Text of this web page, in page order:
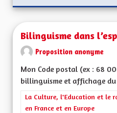
Bilinguisme dans
Proposition anonyme
Mon Code postal (ex : 68
billinguisme et affichage
Filtrer les résultats de la
La Culture, l'Education et le
en France et en Europe